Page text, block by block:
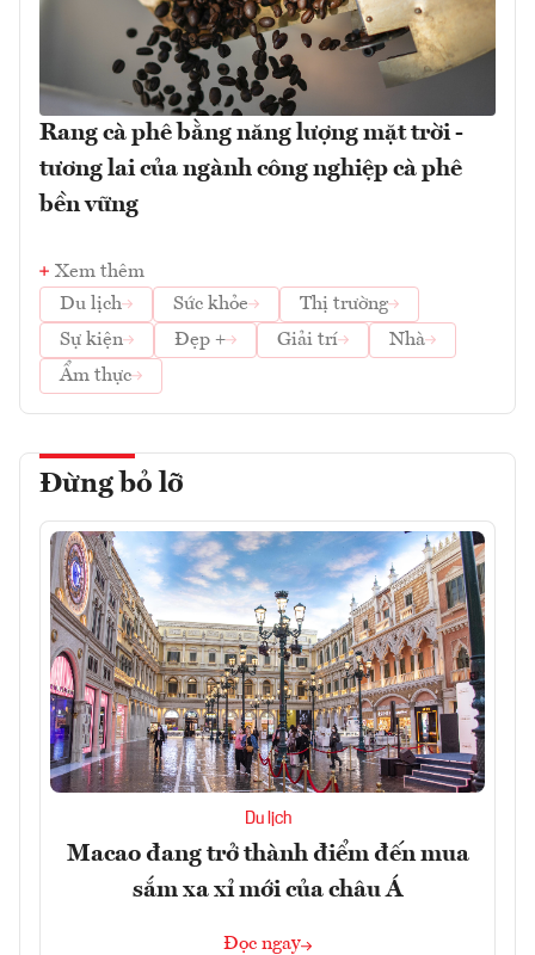
Rang cà phê bằng năng lượng mặt trời -
tương lai của ngành công nghiệp cà phê
bền vững
Xem thêm
Du lịch
Sức khỏe
Thị trường
Sự kiện
Đẹp + Giải trí
Nhà
Ẩm thực
Đừng bỏ lỡ
Du lịch
Macao đang trở thành điểm đến mua
sắm xa xỉ mới của châu Á
Đọc ngay